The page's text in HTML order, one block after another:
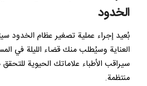
الخدود
بُعيد إجراء عملية تصغير عظام الخدود
العناية وسيُطلب منك قضاء الليلة في
سيراقب الأطباء علاماتك الحيوية
منتظمة.